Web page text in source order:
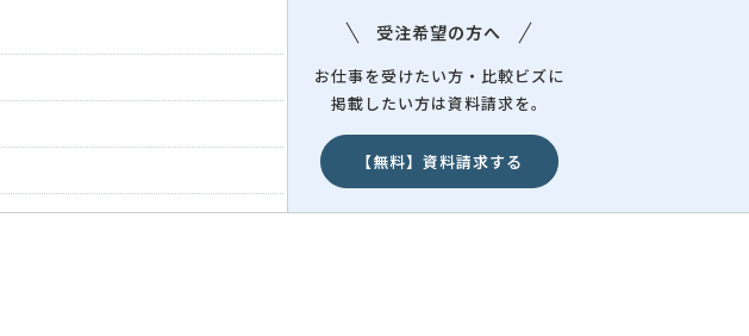
受注希望の方へ
お仕事を受けたい方・比較ビズに
掲載したい方は資料請求を。
【無料】資料請求する